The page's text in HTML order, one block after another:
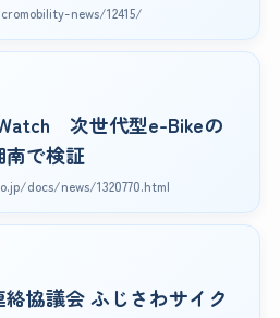
news/12415/
次世代型e-Bikeの
南で検証
docs/news/1320770.html
協議会 ふじさわサイク